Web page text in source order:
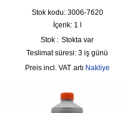
Stok kodu: 3006-7620
İçerik: 1 l
Stok : Stokta var
Teslimat süresi: 3 iş günü
incl. VAT artı Nakliye